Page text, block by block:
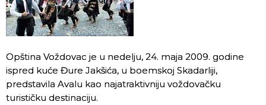
Opština Voždovac je u nedelju, 24. maja 2009. godine
ispred kuće Đure Jakšića, u boemskoj Skadarliji,
predstavila Avalu kao najatraktivniju voždovačku
turističku destinaciju.